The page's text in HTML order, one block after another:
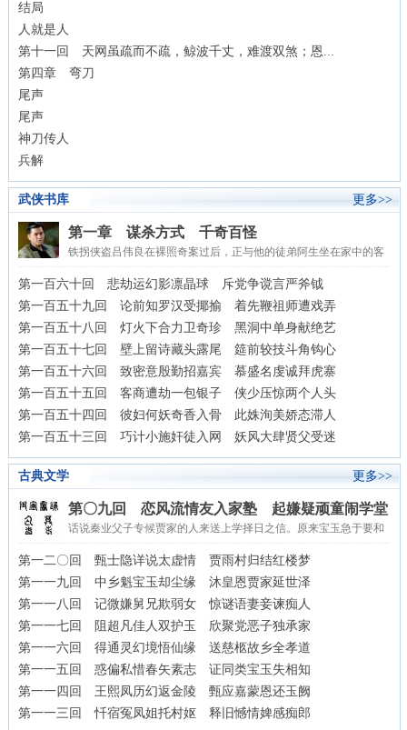
结局
人就是人
第十一回 天网虽疏而不疏，鲸波千丈，难渡双煞；恩...
第四章 弯刀
尾声
尾声
神刀传人
兵解
武侠书库 更多>>
第一章 谋杀方式 千奇百怪
铁拐侠盗吕伟良在裸照奇案过后，正与他的徒弟阿生坐在家中的客
第一百六十回 悲劫运幻影凛晶球 斥党争谠言严斧钺
第一百五十九回 论前知罗汉受揶揄 着先鞭祖师遭戏弄
第一百五十八回 灯火下合力卫奇珍 黑洞中单身献绝艺
第一百五十七回 壁上留诗藏头露尾 筵前较技斗角钩心
第一百五十六回 致密意殷勤招嘉宾 慕盛名虔诚拜虎寨
第一百五十五回 客商遭劫一包银子 侠少压惊两个人头
第一百五十四回 彼妇何妖奇香入骨 此姝洵美娇态滞人
第一百五十三回 巧计小施奸徒入网 妖风大肆贤父受迷
古典文学 更多>>
第〇九回 恋风流情友入家塾 起嫌疑顽童闹学堂
话说秦业父子专候贾家的人来送上学择日之信。原来宝玉急于要和
第一二〇回 甄士隐详说太虚情 贾雨村归结红楼梦
第一一九回 中乡魁宝玉却尘缘 沐皇恩贾家延世泽
第一一八回 记微嫌舅兄欺弱女 惊谜语妻妾谏痴人
第一一七回 阻超凡佳人双护玉 欣聚党恶子独承家
第一一六回 得通灵幻境悟仙缘 送慈柩故乡全孝道
第一一五回 惑偏私惜春矢素志 证同类宝玉失相知
第一一四回 王熙凤历幻返金陵 甄应嘉蒙恩还玉阙
第一一三回 忏宿冤凤姐托村妪 释旧憾情婢感痴郎